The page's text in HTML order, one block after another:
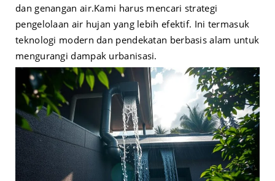
dan genangan air.Kami harus mencari strategi
pengelolaan air hujan yang lebih efektif. Ini termasuk
teknologi modern dan pendekatan berbasis alam untuk
mengurangi dampak urbanisasi.